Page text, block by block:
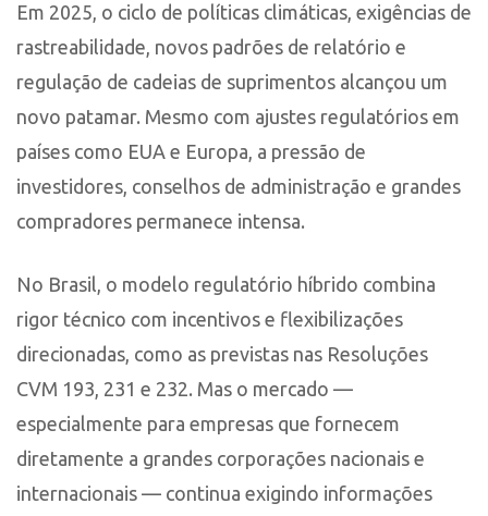
Em 2025, o ciclo de políticas climáticas, exigências de
rastreabilidade, novos padrões de relatório e
regulação de cadeias de suprimentos alcançou um
novo patamar. Mesmo com ajustes regulatórios em
países como EUA e Europa, a pressão de
investidores, conselhos de administração e grandes
compradores permanece intensa.
No Brasil, o modelo regulatório híbrido combina
rigor técnico com incentivos e flexibilizações
direcionadas, como as previstas nas Resoluções
CVM 193, 231 e 232. Mas o mercado —
especialmente para empresas que fornecem
diretamente a grandes corporações nacionais e
internacionais — continua exigindo informações